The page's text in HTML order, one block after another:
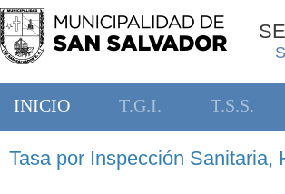
INICIO T.G.I. T.S.S.
Tasa por Inspección Sanitaria,